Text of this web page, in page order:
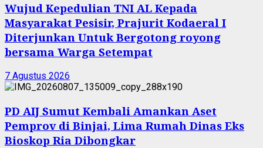
Wujud Kepedulian TNI AL Kepada
Masyarakat Pesisir, Prajurit Kodaeral I
Diterjunkan Untuk Bergotong royong
bersama Warga Setempat
7 Agustus 2026
PD AIJ Sumut Kembali Amankan Aset
Pemprov di Binjai, Lima Rumah Dinas Eks
Bioskop Ria Dibongkar